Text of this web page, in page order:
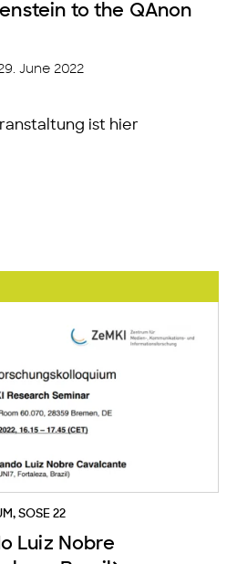
to the QAnon
June 2022
ist hier
, SOSE 22
Luiz Nobre